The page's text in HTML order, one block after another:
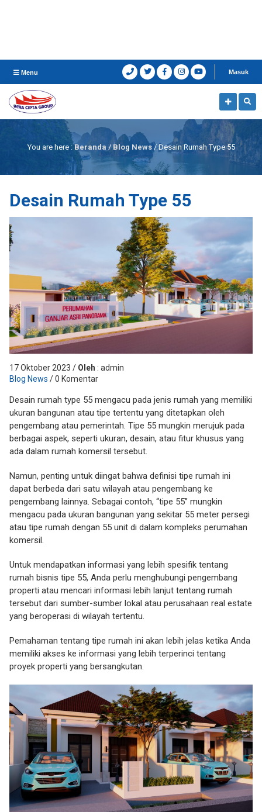
Menu Masuk
You are here :Beranda/Blog News/Desain Rumah Type 55
Desain Rumah Type 55
17 Oktober 2023 / Oleh : admin
Blog News / 0 Komentar
Desain rumah type 55 mengacu pada jenis rumah yang memiliki
ukuran bangunan atau tipe tertentu yang ditetapkan oleh
pengembang atau pemerintah. Tipe 55 mungkin merujuk pada
berbagai aspek, seperti ukuran, desain, atau fitur khusus yang
ada dalam rumah komersil tersebut.
Namun, penting untuk diingat bahwa definisi tipe rumah ini
dapat berbeda dari satu wilayah atau pengembang ke
pengembang lainnya. Sebagai contoh, “tipe 55” mungkin
mengacu pada ukuran bangunan yang sekitar 55 meter persegi
atau tipe rumah dengan 55 unit di dalam kompleks perumahan
komersil.
Untuk mendapatkan informasi yang lebih spesifik tentang
rumah bisnis tipe 55, Anda perlu menghubungi pengembang
properti atau mencari informasi lebih lanjut tentang rumah
tersebut dari sumber-sumber lokal atau perusahaan real estate
yang beroperasi di wilayah tertentu.
Pemahaman tentang tipe rumah ini akan lebih jelas ketika Anda
memiliki akses ke informasi yang lebih terperinci tentang
proyek properti yang bersangkutan.